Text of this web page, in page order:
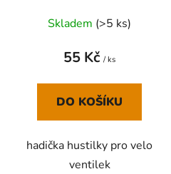
Skladem (>5 ks)
55 Kč / ks
DO KOŠÍKU
hadička hustilky pro velo
ventilek